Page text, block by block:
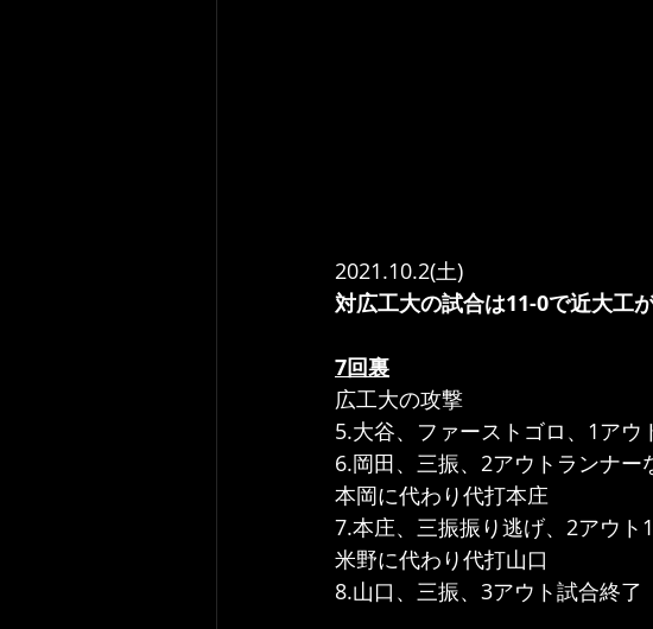
2021.10.2(土)
対広工大の試合は11-0で近大工
7回裏
広工大の攻撃
5.大谷、ファーストゴロ、1アウ
6.岡田、三振、2アウトランナー
本岡に代わり代打本庄
7.本庄、三振振り逃げ、2アウト
米野に代わり代打山口
8.山口、三振、3アウト試合終了